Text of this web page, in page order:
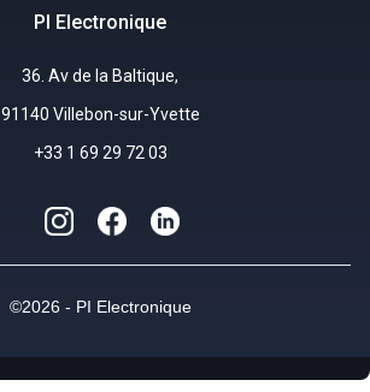
PI Electronique
36. Av de la Baltique,
91140 Villebon-sur-Yvette
+33 1 69 29 72 03
©2026 - PI Electronique